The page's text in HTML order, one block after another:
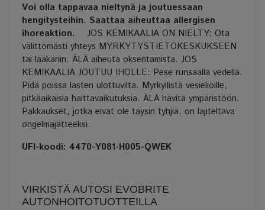
Voi olla tappavaa nieltynä ja joutuessaan
hengitysteihin. Saattaa aiheuttaa allergisen
ihoreaktion.
JOS KEMIKAALIA ON NIELTY: Ota
välittömästi yhteys MYRKYTYSTIETOKESKUKSEEN
tai lääkäriin. ÄLÄ aiheuta oksentamista. JOS
KEMIKAALIA JOUTUU IHOLLE: Pese runsaalla vedellä.
Pidä poissa lasten ulottuvilta. Myrkyllistä vesieliöille,
pitkäaikaisia haittavaikutuksia. ÄLÄ hävitä ympäristöön.
Pakkaukset, jotka eivät ole täysin tyhjiä, on lajiteltava
ongelmajätteeksi.
UFI-koodi: 4470-Y081-H005-QWEK
VIRKISTÄ AUTOSI EVOBRITE
AUTONHOITOTUOTTEILLA